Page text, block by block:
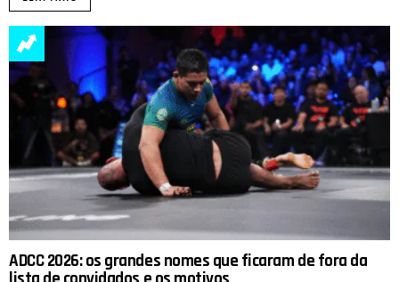
ADCC 2026: os grandes nomes que ficaram de fora da